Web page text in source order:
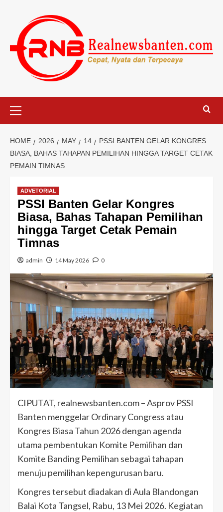
content
Menu
HOME 2026 MAY 14
PSSI BANTEN GELAR KONGRES
BIASA, BAHAS TAHAPAN PEMILIHAN HINGGA TARGET CETAK
PEMAIN TIMNAS
ADVETORIAL
PSSI Banten Gelar Kongres
Biasa, Bahas Tahapan Pemilihan
hingga Target Cetak Pemain
Timnas
admin 14 May 2026 0
CIPUTAT, realnewsbanten.com – Asprov PSSI
Banten menggelar Ordinary Congress atau
Kongres Biasa Tahun 2026 dengan agenda
utama pembentukan Komite Pemilihan dan
Komite Banding Pemilihan sebagai tahapan
menuju pemilihan kepengurusan baru.
Kongres tersebut diadakan di Aula Blandongan
Balai Kota Tangsel, Rabu, 13 Mei 2026. Kegiatan